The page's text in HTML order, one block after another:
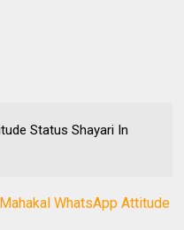
Status Shayari In
WhatsApp Attitude